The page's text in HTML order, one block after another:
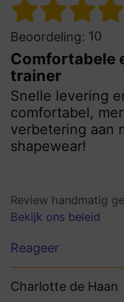
Beoordeling: 10
Comfortabele
trainer
Snelle levering
comfortabel,
verbetering aan
shapewear!
Review handmatig
Bekijk ons beleid
Reageer
Charlotte de Haan